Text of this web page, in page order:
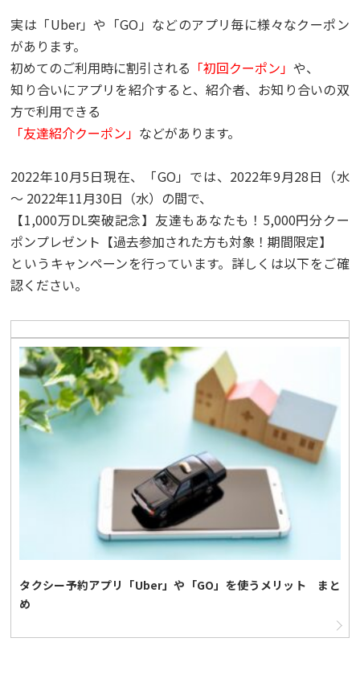
実は「Uber」や「GO」などのアプリ毎に様々なクーポン
があります。
初めてのご利用時に割引される 「初回クーポン」や、
知り合いにアプリを紹介すると、紹介者、お知り合いの双
方で利用できる
「友達紹介クーポン」 などがあります。
2022年10月5日現在、「GO」では、2022年9月28日（水
〜 2022年11月30日（水）の間で、
【1,000万DL突破記念】友達もあなたも！5,000円分クー
ポンプレゼント【過去参加された方も対象！期間限定】
というキャンペーンを行っています。詳しくは以下をご確
認ください。
タクシー予約アプリ「Uber」や「GO」を使うメリット まと
め